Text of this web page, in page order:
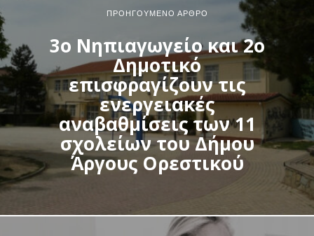
ΠΡΟΗΓΟΎΜΕΝΟ ΆΡΘΡΟ
3ο Νηπιαγωγείο και 2ο
Δημοτικό
επισφραγίζουν τις
ενεργειακές
αναβαθμίσεις των 11
σχολείων του Δήμου
Άργους Ορεστικού